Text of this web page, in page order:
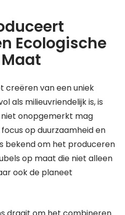
Ecologische
creëren van een uniek
als milieuvriendelijk is, is
onopgemerkt mag
op duurzaamheid en
bekend om het produceren
op maat die niet alleen
ook de planeet